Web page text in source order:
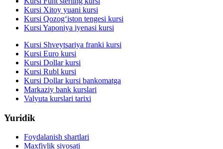
Kursi Xitoy yuani kursi
Kursi Qozog‘iston tengesi kursi
Kursi Yaponiya iyenasi kursi
Kursi Shveytsariya franki kursi
Kursi Euro kursi
Kursi Dollar kursi
Kursi Rubl kursi
Kursi Dollar kursi bankomatga
Markaziy bank kurslari
Valyuta kurslari tarixi
Yuridik
Foydalanish shartlari
Maxfiylik siyosati